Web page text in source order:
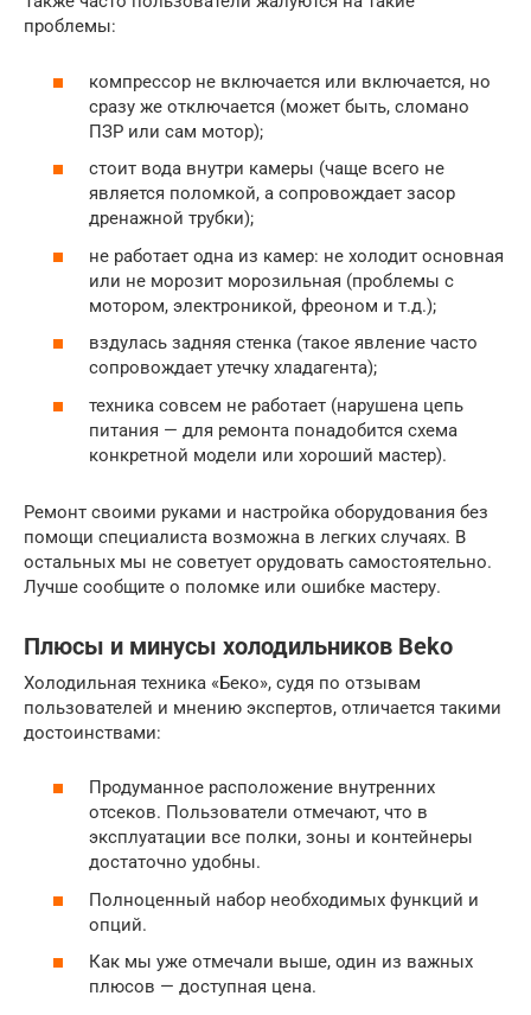
проблемы:
компрессор не включается или включается, но
сразу же отключается (может быть, сломано
ПЗР или сам мотор);
стоит вода внутри камеры (чаще всего не
является поломкой, а сопровождает засор
дренажной трубки);
не работает одна из камер: не холодит основная
или не морозит морозильная (проблемы с
мотором, электроникой, фреоном и т.д.);
вздулась задняя стенка (такое явление часто
сопровождает утечку хладагента);
техника совсем не работает (нарушена цепь
питания — для ремонта понадобится схема
конкретной модели или хороший мастер).
Ремонт своими руками и настройка оборудования без
помощи специалиста возможна в легких случаях. В
остальных мы не советует орудовать самостоятельно.
Лучше сообщите о поломке или ошибке мастеру.
Плюсы и минусы холодильников Beko
Холодильная техника «Беко», судя по отзывам
пользователей и мнению экспертов, отличается такими
достоинствами:
Продуманное расположение внутренних
отсеков. Пользователи отмечают, что в
эксплуатации все полки, зоны и контейнеры
достаточно удобны.
Полноценный набор необходимых функций и
опций.
Как мы уже отмечали выше, один из важных
плюсов — доступная цена.